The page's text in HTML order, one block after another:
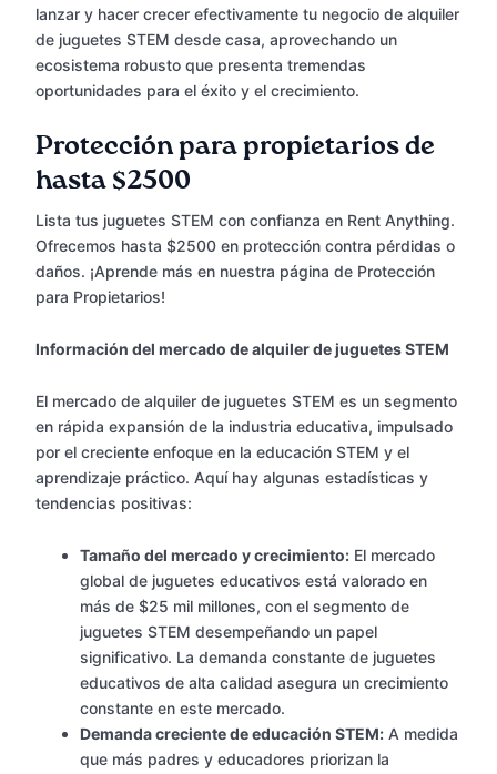
lanzar y hacer crecer efectivamente tu negocio de alquiler
de juguetes STEM desde casa, aprovechando un
ecosistema robusto que presenta tremendas
oportunidades para el éxito y el crecimiento.
Protección para propietarios de
hasta $2500
Lista tus juguetes STEM con confianza en Rent Anything.
Ofrecemos hasta $2500 en protección contra pérdidas o
daños. ¡Aprende más en nuestra página de Protección
para Propietarios!
Información del mercado de alquiler de juguetes STEM
El mercado de alquiler de juguetes STEM es un segmento
en rápida expansión de la industria educativa, impulsado
por el creciente enfoque en la educación STEM y el
aprendizaje práctico. Aquí hay algunas estadísticas y
tendencias positivas:
Tamaño del mercado y crecimiento: El mercado
global de juguetes educativos está valorado en
más de $25 mil millones, con el segmento de
juguetes STEM desempeñando un papel
significativo. La demanda constante de juguetes
educativos de alta calidad asegura un crecimiento
constante en este mercado.
Demanda creciente de educación STEM: A medida
que más padres y educadores priorizan la